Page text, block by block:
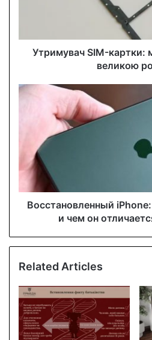
s
Утримувач SIM-картки:
великою
Восстановленный
и чем он
Related Articles